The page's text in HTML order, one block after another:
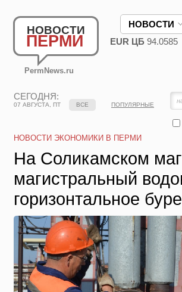
НОВОСТИ
ПЕРМИ
PermNews.ru
НОВОСТИ
EUR ЦБ 94.0585
СЕГОДНЯ:
07 АВГУСТА, ПТ ВСЕ ПОПУЛЯРНЫЕ
НОВОСТИ ЭКОНОМИКИ В ПЕРМИ
На Соликамском
магистральный
горизонтальное